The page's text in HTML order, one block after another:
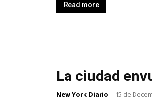
Read more
La ciudad
New York Diario - 15 de